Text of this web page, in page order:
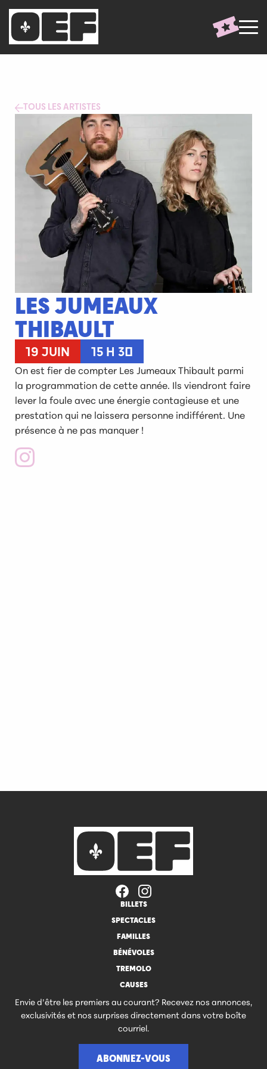
TOUS LES ARTISTES
LES JUMEAUX
THIBAULT
19 JUIN 15 H 30
On est fier de compter Les Jumeaux Thibault parmi
la programmation de cette année. Ils viendront faire
lever la foule avec une énergie contagieuse et une
prestation qui ne laissera personne indifférent. Une
présence à ne pas manquer !
BILLETS
SPECTACLES
FAMILLES
BÉNÉVOLES
TREMOLO
CAUSES
Envie d’être les premiers au courant? Recevez nos annonces,
exclusivités et nos surprises directement dans votre boîte
courriel.
ABONNEZ-VOUS